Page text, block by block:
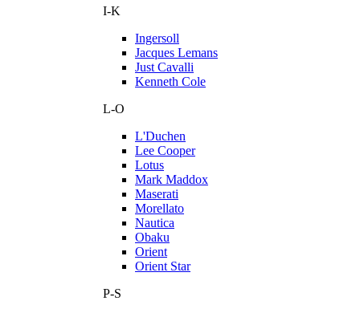
I-K
Ingersoll
Jacques Lemans
Just Cavalli
Kenneth Cole
L-O
L'Duchen
Lee Cooper
Lotus
Mark Maddox
Maserati
Morellato
Nautica
Obaku
Orient
Orient Star
P-S